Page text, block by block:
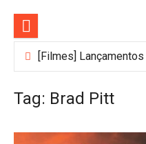
conteúdo
Tag: Brad Pitt